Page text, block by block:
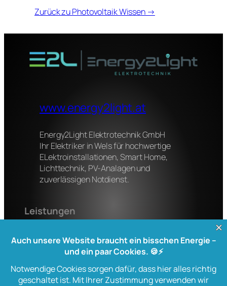
Zurück zu Photovoltaik Wissen →
www.energy2light.at
Energy2Light Elektrotechnik GmbH
Ihr Elektriker in Wels für hochwertige
ELektroinstallationen, Smart Home,
Lichttechnik, PV-Analagen und
zuverlässigen Notdienst.
Leistungen
Smart Home
Lichttechnik
Stördienst